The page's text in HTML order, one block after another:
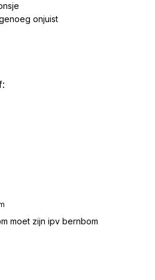
onjuist
moet zijn ipv bernbom